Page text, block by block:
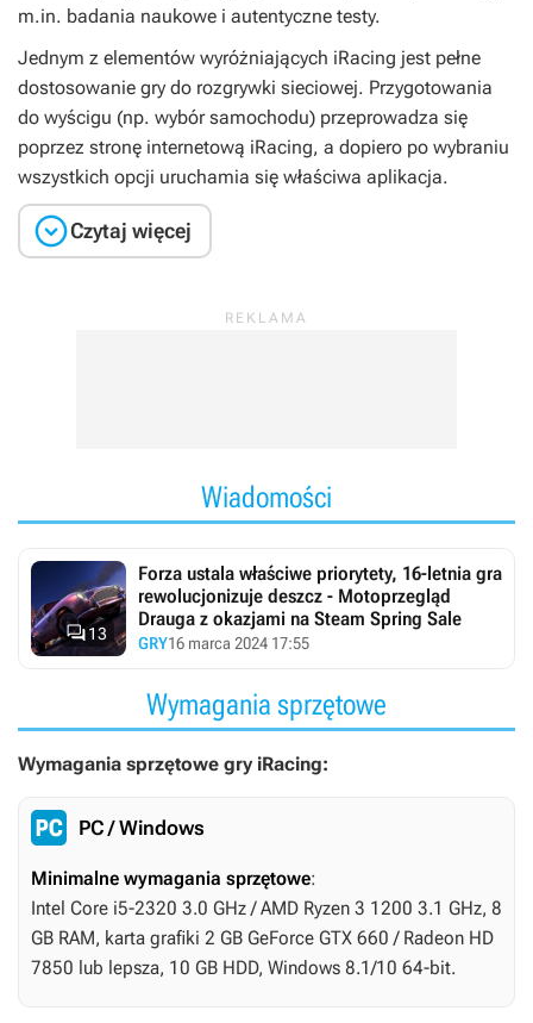
m.in. badania naukowe i autentyczne testy.
Jednym z elementów wyróżniających iRacing jest pełne
dostosowanie gry do rozgrywki sieciowej. Przygotowania
do wyścigu (np. wybór samochodu) przeprowadza się
poprzez stronę internetową iRacing, a dopiero po wybraniu
wszystkich opcji uruchamia się właściwa aplikacja.
Czytaj więcej
Wiadomości
13
Forza ustala właściwe priorytety, 16-letnia gra
rewolucjonizuje deszcz - Motoprzegląd
Drauga z okazjami na Steam Spring Sale
GRY16 marca 2024 17:55
Wymagania sprzętowe
Wymagania sprzętowe gry iRacing:
PC / Windows
Minimalne wymagania sprzętowe:
Intel Core i5-2320 3.0 GHz / AMD Ryzen 3 1200 3.1 GHz, 8
GB RAM, karta grafiki 2 GB GeForce GTX 660 / Radeon HD
7850 lub lepsza, 10 GB HDD, Windows 8.1/10 64-bit.